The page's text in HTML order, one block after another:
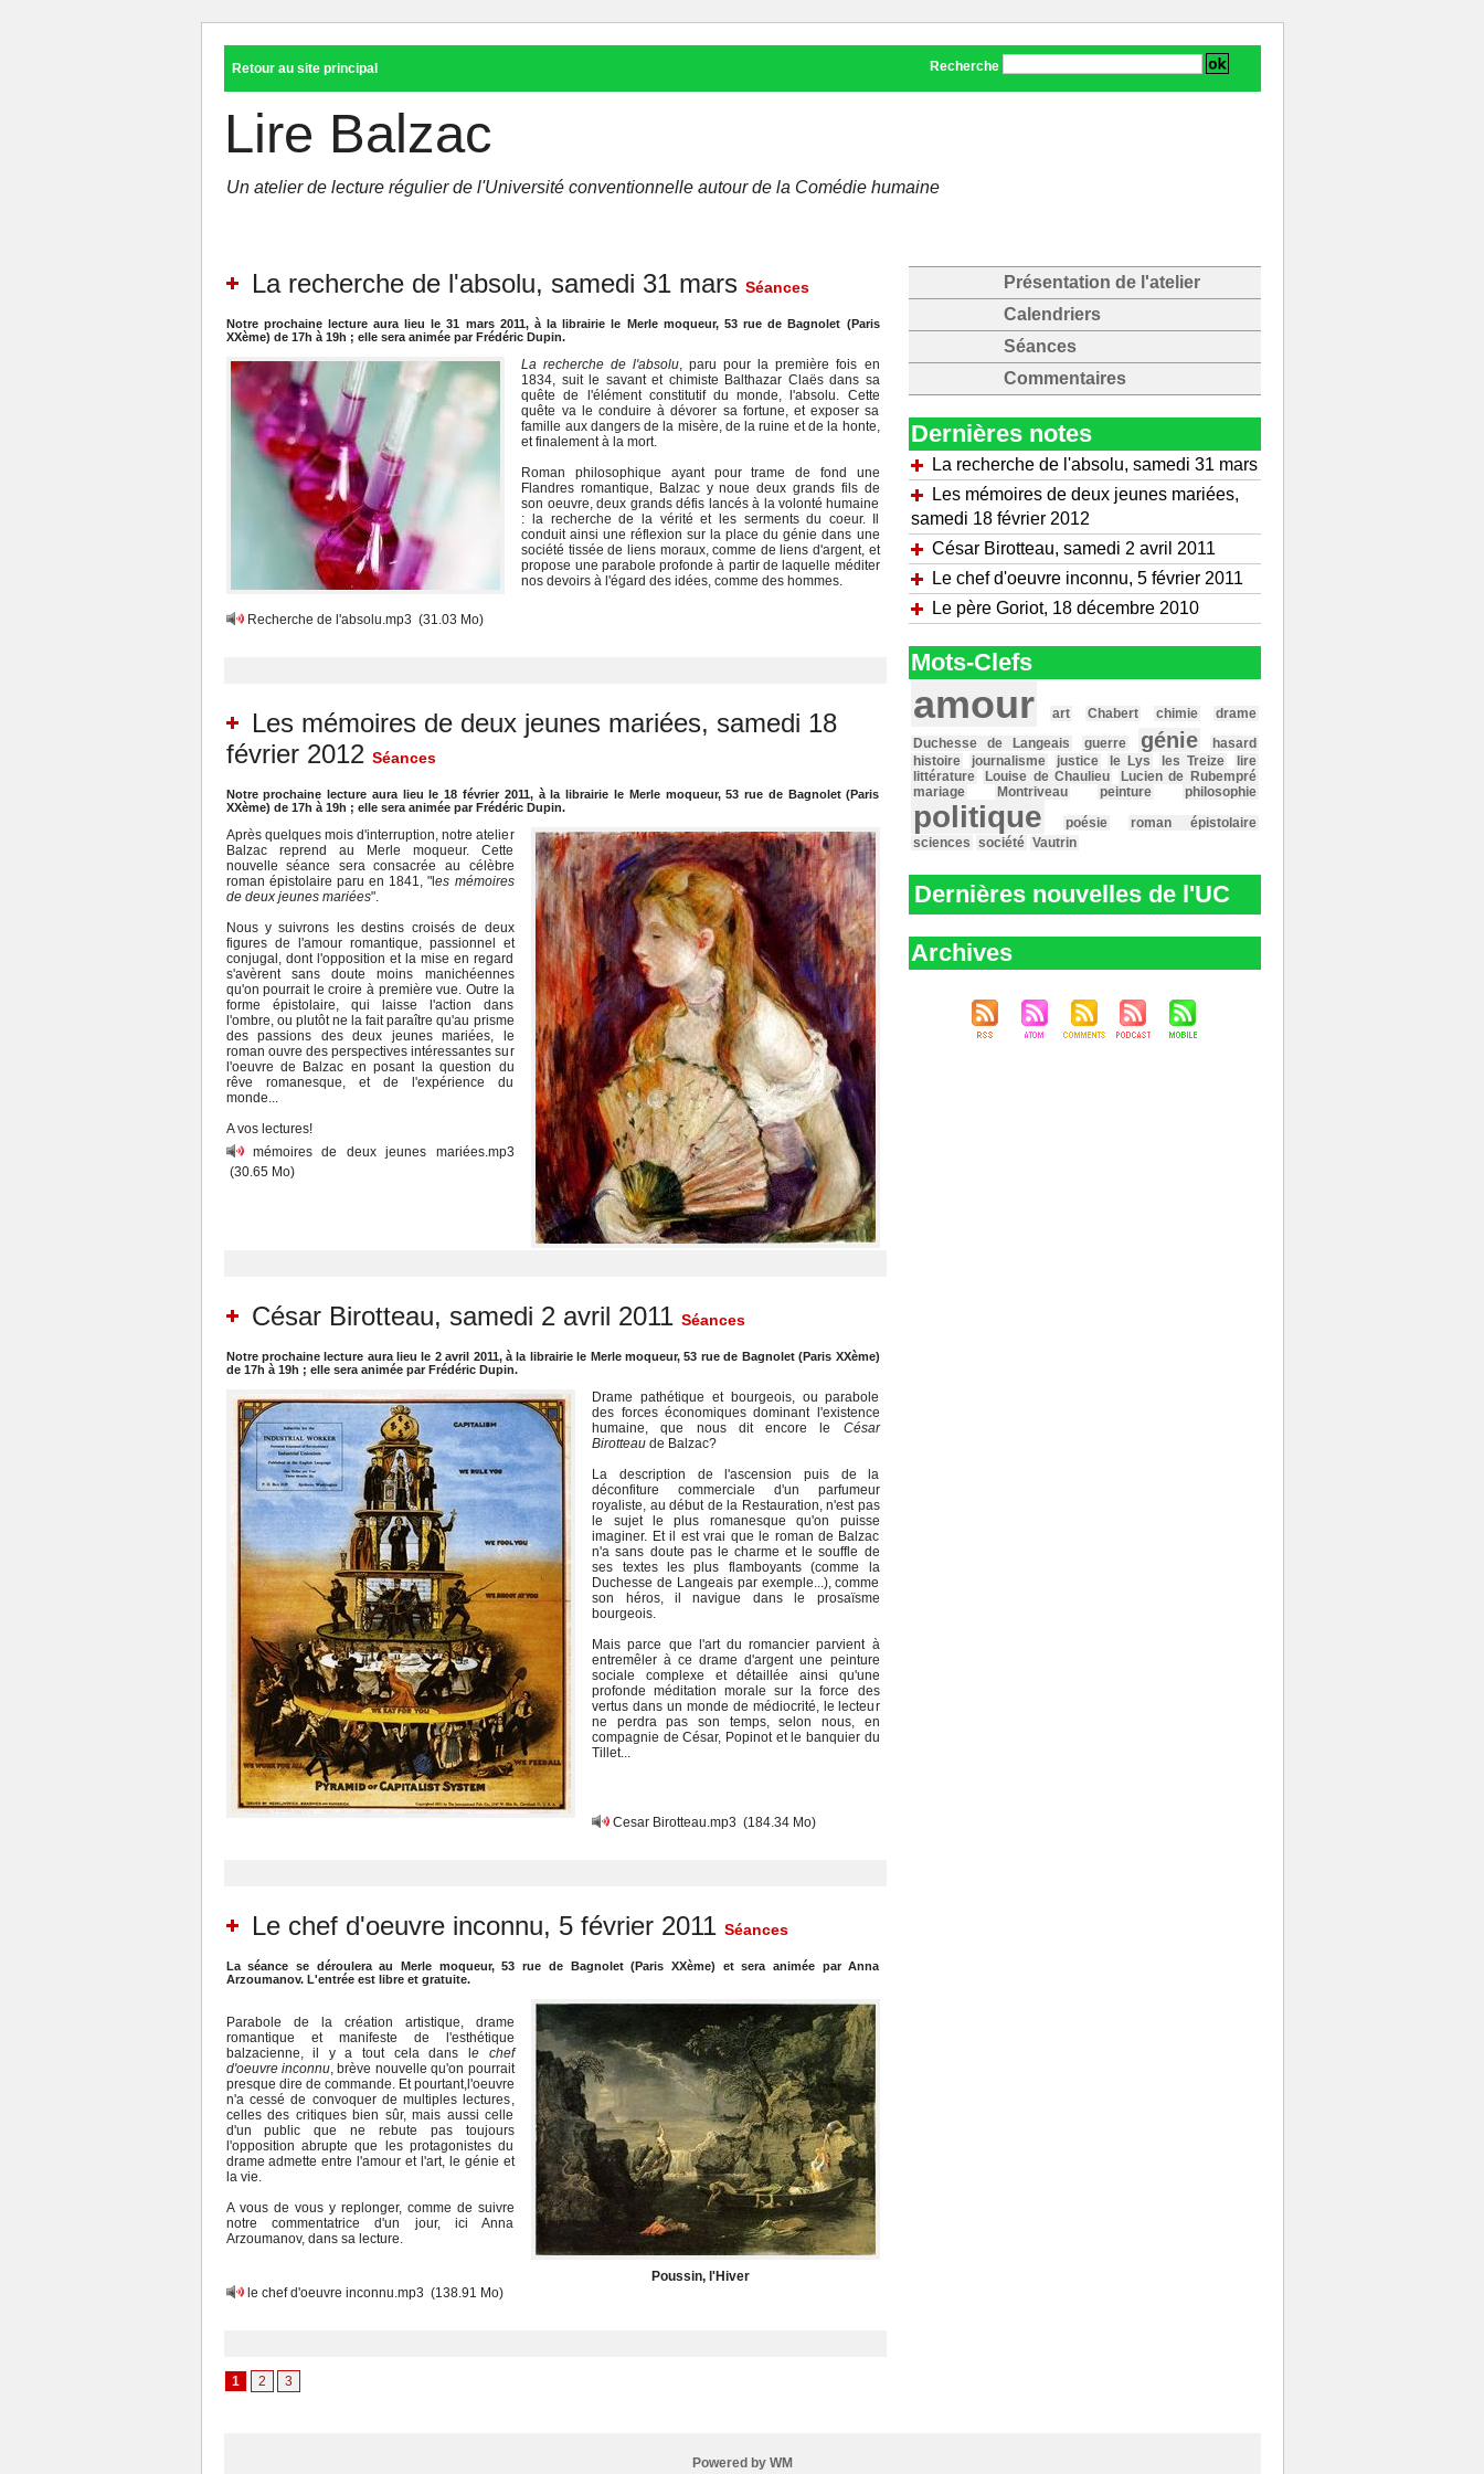
Retour au site principal Recherche
Lire Balzac
Un atelier de lecture régulier de l'Université conventionnelle autour de la Comédie humaine
La recherche de l'absolu, samedi 31 mars Séances
Notre prochaine lecture aura lieu le 31 mars 2011, à la librairie le Merle moqueur, 53 rue de Bagnolet (Paris
XXème) de 17h à 19h ; elle sera animée par Frédéric Dupin.
La recherche de l'absolu, paru pour la première fois en
1834, suit le savant et chimiste Balthazar Claës dans sa
quête de l'élément constitutif du monde, l'absolu. Cette
quête va le conduire à dévorer sa fortune, et exposer sa
famille aux dangers de la misère, de la ruine et de la honte,
et finalement à la mort.
Roman philosophique ayant pour trame de fond une
Flandres romantique, Balzac y noue deux grands fils de
son oeuvre, deux grands défis lancés à la volonté humaine
: la recherche de la vérité et les serments du coeur. Il
conduit ainsi une réflexion sur la place du génie dans une
société tissée de liens moraux, comme de liens d'argent, et
propose une parabole profonde à partir de laquelle méditer
nos devoirs à l'égard des idées, comme des hommes.
Recherche de l'absolu.mp3 (31.03 Mo)
Les mémoires de deux jeunes mariées, samedi 18
février 2012 Séances
Notre prochaine lecture aura lieu le 18 février 2011, à la librairie le Merle moqueur, 53 rue de Bagnolet (Paris
XXème) de 17h à 19h ; elle sera animée par Frédéric Dupin.
Après quelques mois d'interruption, notre atelier
Balzac reprend au Merle moqueur. Cette
nouvelle séance sera consacrée au célèbre
roman épistolaire paru en 1841, "les mémoires
de deux jeunes mariées".
Nous y suivrons les destins croisés de deux
figures de l'amour romantique, passionnel et
conjugal, dont l'opposition et la mise en regard
s'avèrent sans doute moins manichéennes
qu'on pourrait le croire à première vue. Outre la
forme épistolaire, qui laisse l'action dans
l'ombre, ou plutôt ne la fait paraître qu'au prisme
des passions des deux jeunes mariées, le
roman ouvre des perspectives intéressantes sur
l'oeuvre de Balzac en posant la question du
rêve romanesque, et de l'expérience du
monde...
A vos lectures!
mémoires de deux jeunes mariées.mp3
(30.65 Mo)
César Birotteau, samedi 2 avril 2011 Séances
Notre prochaine lecture aura lieu le 2 avril 2011, à la librairie le Merle moqueur, 53 rue de Bagnolet (Paris XXème)
de 17h à 19h ; elle sera animée par Frédéric Dupin.
Drame pathétique et bourgeois, ou parabole
des forces économiques dominant l'existence
humaine, que nous dit encore le César
Birotteau de Balzac?
La description de l'ascension puis de la
déconfiture commerciale d'un parfumeur
royaliste, au début de la Restauration, n'est pas
le sujet le plus romanesque qu'on puisse
imaginer. Et il est vrai que le roman de Balzac
n'a sans doute pas le charme et le souffle de
ses textes les plus flamboyants (comme la
Duchesse de Langeais par exemple...), comme
son héros, il navigue dans le prosaïsme
bourgeois.
Mais parce que l'art du romancier parvient à
entremêler à ce drame d'argent une peinture
sociale complexe et détaillée ainsi qu'une
profonde méditation morale sur la force des
vertus dans un monde de médiocrité, le lecteur
ne perdra pas son temps, selon nous, en
compagnie de César, Popinot et le banquier du
Tillet...
Cesar Birotteau.mp3 (184.34 Mo)
Le chef d'oeuvre inconnu, 5 février 2011 Séances
La séance se déroulera au Merle moqueur, 53 rue de Bagnolet (Paris XXème) et sera animée par Anna
Arzoumanov. L'entrée est libre et gratuite.
Poussin, l'Hiver
Parabole de la création artistique, drame
romantique et manifeste de l'esthétique
balzacienne, il y a tout cela dans l e chef
d'oeuvre inconnu, brève nouvelle qu'on pourrait
presque dire de commande. Et pourtant,l'oeuvre
n'a cessé de convoquer de multiples lectures,
celles des critiques bien sûr, mais aussi celle
d'un public que ne rebute pas toujours
l'opposition abrupte que les protagonistes du
drame admette entre l'amour et l'art, le génie et
la vie.
A vous de vous y replonger, comme de suivre
notre commentatrice d'un jour, ici Anna
Arzoumanov, dans sa lecture.
le chef d'oeuvre inconnu.mp3 (138.91 Mo)
1 2 3
Présentation de l'atelier
Calendriers
Séances
Commentaires
Dernières notes
La recherche de l'absolu, samedi 31 mars
Les mémoires de deux jeunes mariées,
samedi 18 février 2012
César Birotteau, samedi 2 avril 2011
Le chef d'oeuvre inconnu, 5 février 2011
Le père Goriot, 18 décembre 2010
Mots-Clefs
amour art Chabert chimie
drame
Duchesse de Langeais
guerre génie
hasard
histoire
journalisme justice le Lys les Treize
lire
littérature
Louise de Chaulieu
Lucien de Rubempré
mariage
Montriveau peinture philosophie
politique poésie
roman épistolaire
sciences société Vautrin
Dernières nouvelles de l'UC
Archives
Powered by WM